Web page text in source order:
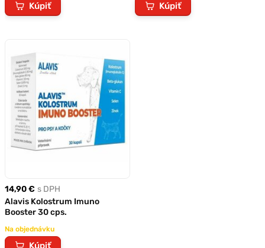
Kúpiť Kúpiť
14,90 € s DPH
Alavis Kolostrum Imuno
Booster 30 cps.
Na objednávku
Kúpiť